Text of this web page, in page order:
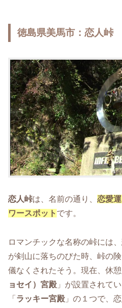
徳島県美馬市：恋人峠
恋人峠は、名前の通り、 恋愛
ワースポット です。
ロマンチックな名称の峠には
が剣山に落ちのびた時、峠の
儀なくされたそう。現在、休憩
ョセイ）宮殿」が設置されて
「 ラッキー宮殿」の１つで、